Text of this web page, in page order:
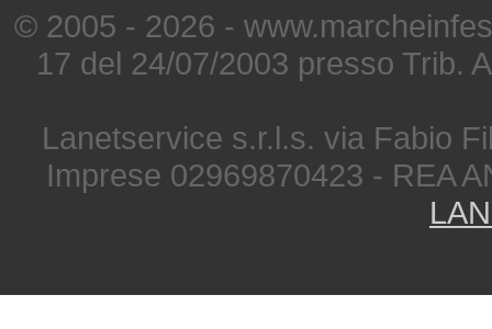
© 2005 - 2026 -
17 del 24/07/2003 presso Trib.
Lanetservice s.r.l.s. via Fabio
Imprese 02969870423 - REA